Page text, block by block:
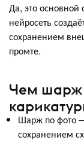
Да, это основной
нейросеть
сохранением
промте.
Чем шарж
Шарж по фото
сохранением